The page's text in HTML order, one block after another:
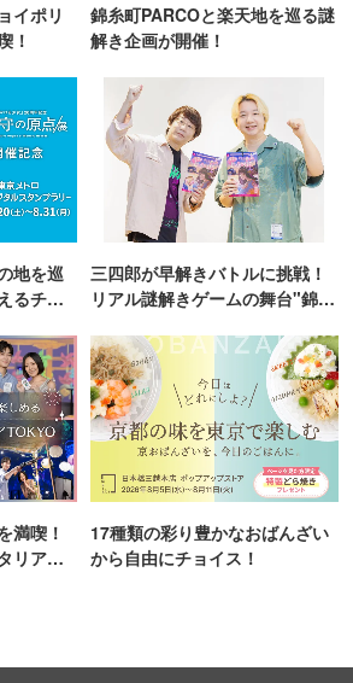
イポリ
！
錦糸町PARCOと楽天地を巡る謎
解き企画が開催！
地を巡
るチャ
三四郎が早解きバトルに挑戦！
リアル謎解きゲームの舞台"錦糸
満喫！
リア
17種類の彩り豊かなおばんざい
から自由にチョイス！